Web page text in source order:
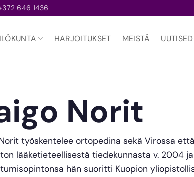
646 1436
HARJOITUKSET MEISTÄ UUTISED
Norit
työskentelee ortopedina sekä Virossa
lääketieteellisestä tiedekunnasta v. 2004
hän suoritti Kuopion